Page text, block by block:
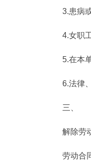
3.患病
4.女职
5.在本
6.法律
三、
解除劳
劳动合